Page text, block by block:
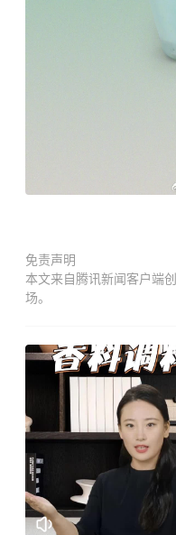
免责声明
本文来自腾讯新闻客户端
场。